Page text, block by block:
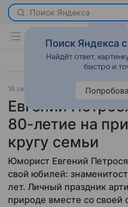
Поиск Яндекса
16 сентября 2025 Леди Mail
Евгений
80-летие на
кругу семьи
Юморист Евгений
свой юбилей:
лет. Личный праздник
природе вместе со своей
Поиск Яндекса
Найдёт ответ,
быстро и